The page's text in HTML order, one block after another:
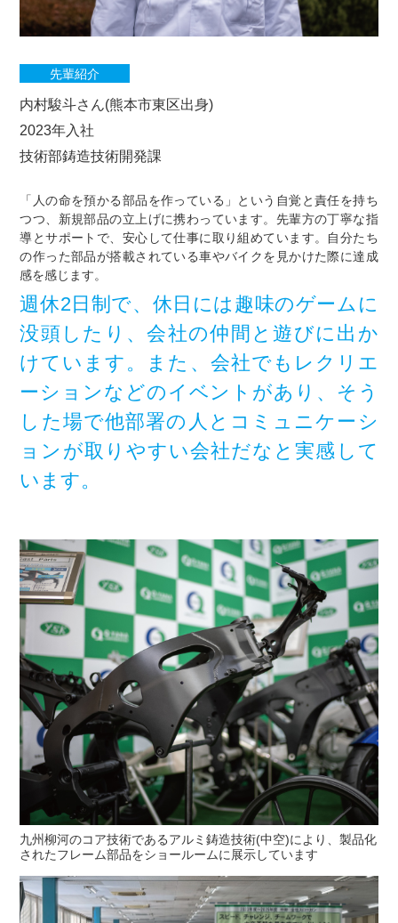
先輩紹介
内村駿斗さん(熊本市東区出身)
2023年入社
技術部鋳造技術開発課
「人の命を預かる部品を作っている」という自覚と責任を持ち
つつ、新規部品の立上げに携わっています。先輩方の丁寧な指
導とサポートで、安心して仕事に取り組めています。自分たち
の作った部品が搭載されている車やバイクを見かけた際に達成
感を感じます。
週休2日制で、休日には趣味のゲームに
没頭したり、会社の仲間と遊びに出か
けています。また、会社でもレクリエ
ーションなどのイベントがあり、そう
した場で他部署の人とコミュニケーシ
ョンが取りやすい会社だなと実感して
います。
九州柳河のコア技術であるアルミ鋳造技術(中空)により、製品化
されたフレーム部品をショールームに展示しています